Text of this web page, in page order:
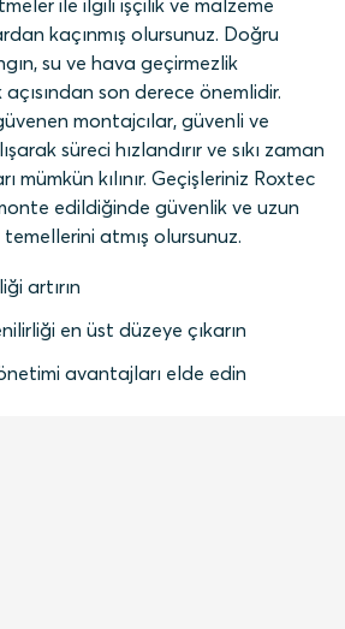
kaçınmış olursunuz. Doğru
su ve hava geçirmezlik
son derece önemlidir.
montajcılar, güvenli ve
süreci hızlandırır ve sıkı zaman
mümkün kılınır. Geçişleriniz Roxtec
edildiğinde güvenlik ve uzun
atmış olursunuz.
artırın
en üst düzeye çıkarın
avantajları elde edin